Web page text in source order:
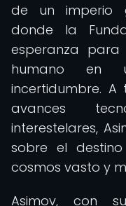
de un imperio
donde la
esperanza para
humano en
incertidumbre.
avances
interestelares,
sobre el
cosmos vasto y
Asimov, con